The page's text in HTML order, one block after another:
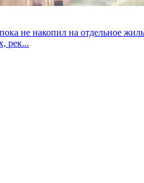
не накопил на отдельное
рек...